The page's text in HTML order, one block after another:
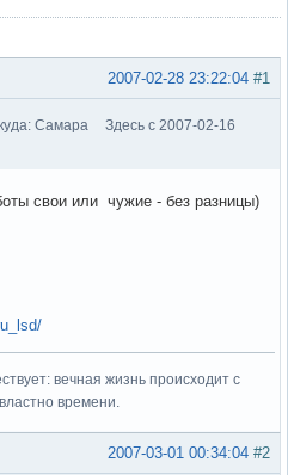
#1
2007-02-28 23:22:04
Самара
Здесь с 2007-02-16
свои или чужие - без разницы)
вечная жизнь происходит с
времени.
#2
2007-03-01 00:34:04